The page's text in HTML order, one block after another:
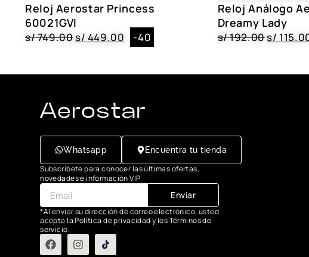
Reloj Aerostar Princess
60021GVI
s/749.00s/ 449.00 -40
Reloj Análogo
Dreamy Lady
s/192.00s/
Whatsapp Encuentra tu tienda
Subscríbete para conocer las últimas ofertas,
novedades e información VIP
Enviar
*Al enviar su dirección de correo electrónico, usted
acepta la Política de privacidad y los Términos de
servicio.